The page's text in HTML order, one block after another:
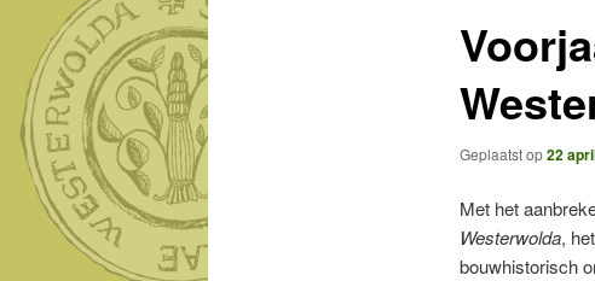
Geplaatst op22
Met het
Westerwolda,
bouwhistorisch